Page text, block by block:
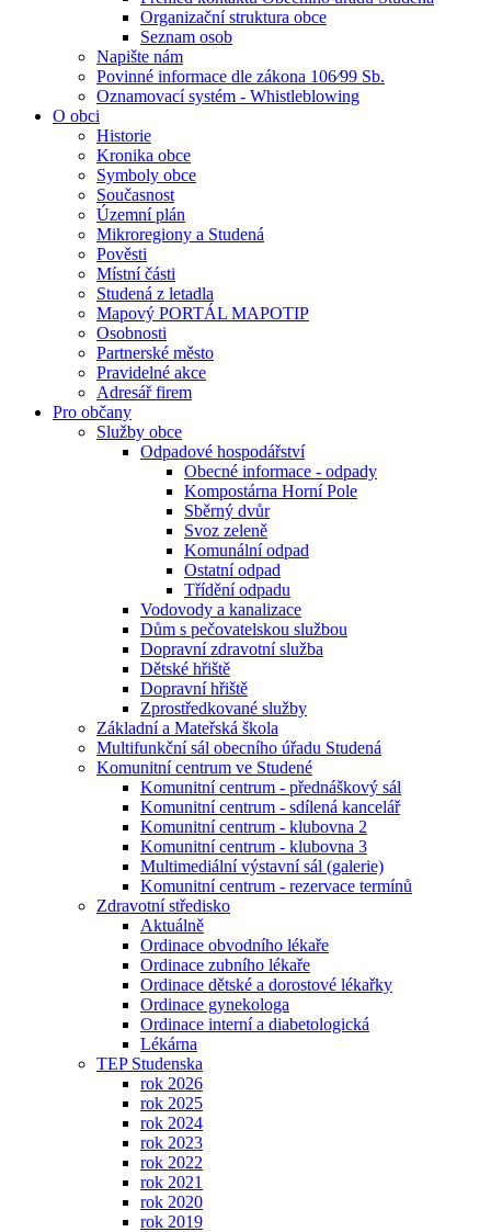
Organizační struktura obce
Seznam osob
Napište nám
Povinné informace dle zákona 106⁄99 Sb.
Oznamovací systém - Whistleblowing
O obci
Historie
Kronika obce
Symboly obce
Současnost
Územní plán
Mikroregiony a Studená
Pověsti
Místní části
Studená z letadla
Mapový PORTÁL MAPOTIP
Osobnosti
Partnerské město
Pravidelné akce
Adresář firem
Pro občany
Služby obce
Odpadové hospodářství
Obecné informace - odpady
Kompostárna Horní Pole
Sběrný dvůr
Svoz zeleně
Komunální odpad
Ostatní odpad
Třídění odpadu
Vodovody a kanalizace
Dům s pečovatelskou službou
Dopravní zdravotní služba
Dětské hřiště
Dopravní hřiště
Zprostředkované služby
Základní a Mateřská škola
Multifunkční sál obecního úřadu Studená
Komunitní centrum ve Studené
Komunitní centrum - přednáškový sál
Komunitní centrum - sdílená kancelář
Komunitní centrum - klubovna 2
Komunitní centrum - klubovna 3
Multimediální výstavní sál (galerie)
Komunitní centrum - rezervace termínů
Zdravotní středisko
Aktuálně
Ordinace obvodního lékaře
Ordinace zubního lékaře
Ordinace dětské a dorostové lékařky
Ordinace gynekologa
Ordinace interní a diabetologická
Lékárna
TEP Studenska
rok 2026
rok 2025
rok 2024
rok 2023
rok 2022
rok 2021
rok 2020
rok 2019